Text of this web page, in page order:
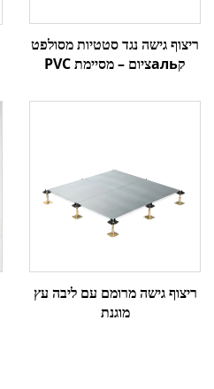
ריצוף גישה נגד סטטיות מסולפט
קальציום – מסיימת PVC
ריצוף גישה מרומם עם ליבה עץ
מוגנת